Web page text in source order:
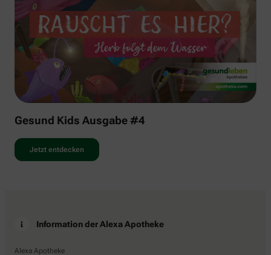
Gesund Kids Ausgabe #4
Jetzt entdecken
Information der Alexa Apotheke
Alexa Apotheke